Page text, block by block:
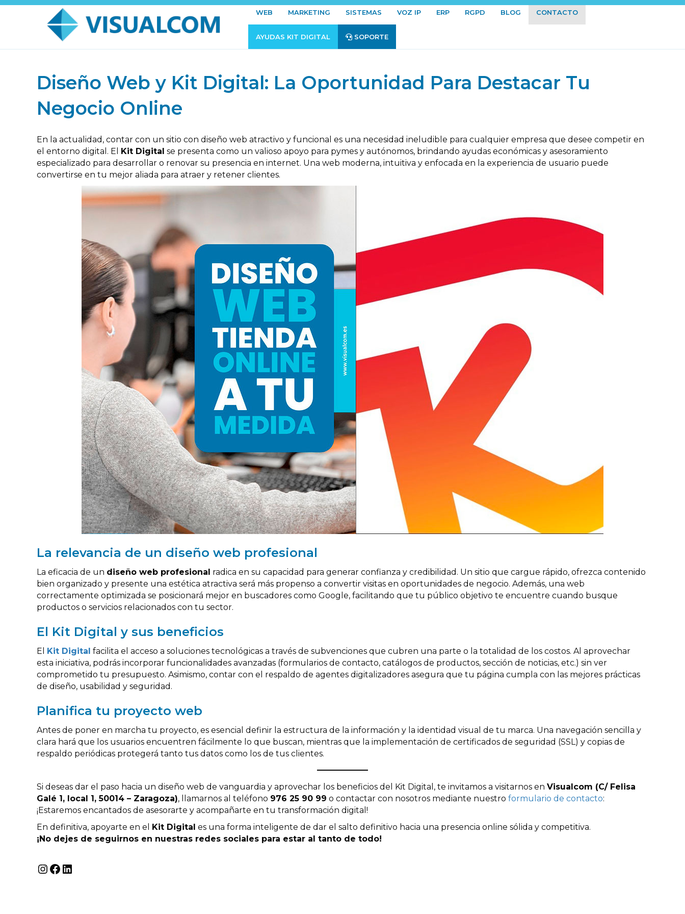
WEB MARKETING SISTEMAS VOZ IP ERP RGPD BLOG CONTACTO
AYUDAS KIT DIGITAL SOPORTE
Diseño Web y Kit Digital: La Oportunidad Para Destacar Tu
Negocio Online
En la actualidad, contar con un sitio con diseño web atractivo y funcional es una necesidad ineludible para cualquier empresa que desee competir en
el entorno digital. El Kit Digital se presenta como un valioso apoyo para pymes y autónomos, brindando ayudas económicas y asesoramiento
especializado para desarrollar o renovar su presencia en internet. Una web moderna, intuitiva y enfocada en la experiencia de usuario puede
convertirse en tu mejor aliada para atraer y retener clientes.
La relevancia de un diseño web profesional
La eficacia de un diseño web profesional radica en su capacidad para generar confianza y credibilidad. Un sitio que cargue rápido, ofrezca contenido
bien organizado y presente una estética atractiva será más propenso a convertir visitas en oportunidades de negocio. Además, una web
correctamente optimizada se posicionará mejor en buscadores como Google, facilitando que tu público objetivo te encuentre cuando busque
productos o servicios relacionados con tu sector.
El Kit Digital y sus beneficios
El Kit Digital facilita el acceso a soluciones tecnológicas a través de subvenciones que cubren una parte o la totalidad de los costos. Al aprovechar
esta iniciativa, podrás incorporar funcionalidades avanzadas (formularios de contacto, catálogos de productos, sección de noticias, etc.) sin ver
comprometido tu presupuesto. Asimismo, contar con el respaldo de agentes digitalizadores asegura que tu página cumpla con las mejores prácticas
de diseño, usabilidad y seguridad.
Planifica tu proyecto web
Antes de poner en marcha tu proyecto, es esencial definir la estructura de la información y la identidad visual de tu marca. Una navegación sencilla y
clara hará que los usuarios encuentren fácilmente lo que buscan, mientras que la implementación de certificados de seguridad (SSL) y copias de
respaldo periódicas protegerá tanto tus datos como los de tus clientes.
Si deseas dar el paso hacia un diseño web de vanguardia y aprovechar los beneficios del Kit Digital, te invitamos a visitarnos en Visualcom (C/ Felisa
Galé 1, local 1, 50014 – Zaragoza), llamarnos al teléfono 976 25 90 99 o contactar con nosotros mediante nuestro formulario de contacto:
¡Estaremos encantados de asesorarte y acompañarte en tu transformación digital!
En definitiva, apoyarte en el Kit Digital es una forma inteligente de dar el salto definitivo hacia una presencia online sólida y competitiva.
¡No dejes de seguirnos en nuestras redes sociales para estar al tanto de todo!
Instagram
Facebook
LinkedIn